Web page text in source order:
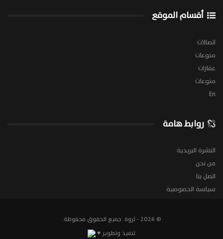
أقسام الموقع
اتصالات
منوعات
عقارات
منوعات
En
روابط هامة
النشرة البريدية
من نحن
اتصل بنا
سياسة الخصوصية
© 2026 - ثروة. جميع الحقوق محفوظة.
تنفيذ وتطوير ♥